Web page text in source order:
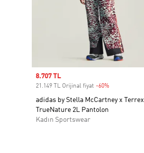
Sale price
8.707 TL
21.149 TL Orijinal fiyat -60%
adidas by Stella McCartney x Terrex
TrueNature 2L Pantolon
Kadın Sportswear